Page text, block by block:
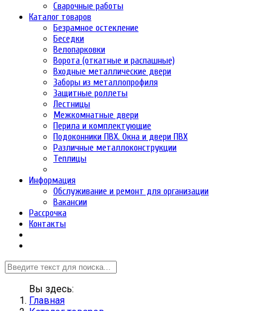
Сварочные работы
Каталог товаров
Безрамное остекление
Беседки
Велопарковки
Ворота (откатные и распашные)
Входные металлические двери
Заборы из металлопрофиля
Защитные роллеты
Лестницы
Межкомнатные двери
Перила и комплектующие
Подоконники ПВХ. Окна и двери ПВХ
Различные металлоконструкции
Теплицы
Информация
Обслуживание и ремонт для организации
Вакансии
Рассрочка
Контакты
Вы здесь:
Главная